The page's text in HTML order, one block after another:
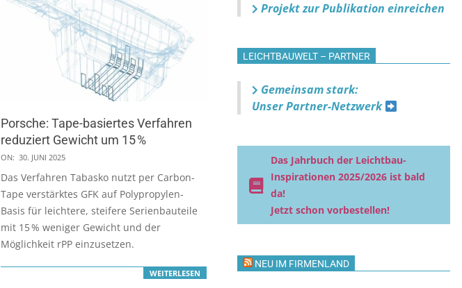
Porsche: Tape-basiertes Verfahren
reduziert Gewicht um 15 %
2025-
06-
30
ON: 30. JUNI 2025
Das Verfahren Tabasko nutzt per Carbon-
Tape verstärktes GFK auf Polypropylen-
Basis für leichtere, steifere Serienbauteile
mit 15 % weniger Gewicht und der
Möglichkeit rPP einzusetzen.
WEITERLESEN
Projekt zur Publikation einreichen
LEICHTBAUWELT – PARTNER
Gemeinsam stark:
Unser Partner-Netzwerk
Das Jahrbuch der Leichtbau-
Inspirationen 2025/2026 ist bald
da!
Jetzt schon vorbestellen!
NEU IM FIRMENLAND